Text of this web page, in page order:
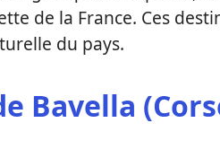
de la France. Ces
du pays.
Bavella